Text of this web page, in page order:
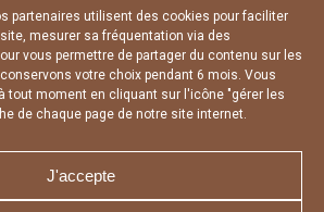
partenaires utilisent des cookies pour faciliter
mesurer sa fréquentation via des
vous permettre de partager du contenu sur les
votre choix pendant 6 mois. Vous
tout moment en cliquant sur l'icône "gérer les
de chaque page de notre site internet.
J'accepte
DÉCLARATION DE CONFIDENTIALITÉ
D’UTILISATION DES COOKIES
PAR L’AGENCE WEB A3 WEB